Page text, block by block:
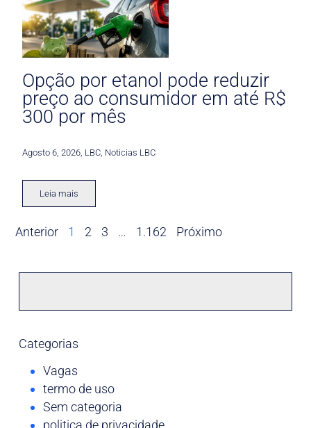
Opção por etanol pode reduzir
preço ao consumidor em até R$
300 por mês
Agosto 6, 2026 LBC Noticias LBC
Leia mais
Anterior 1 2 3 … 1.162 Próximo
Categorias
Vagas
termo de uso
Sem categoria
politica de privacidade